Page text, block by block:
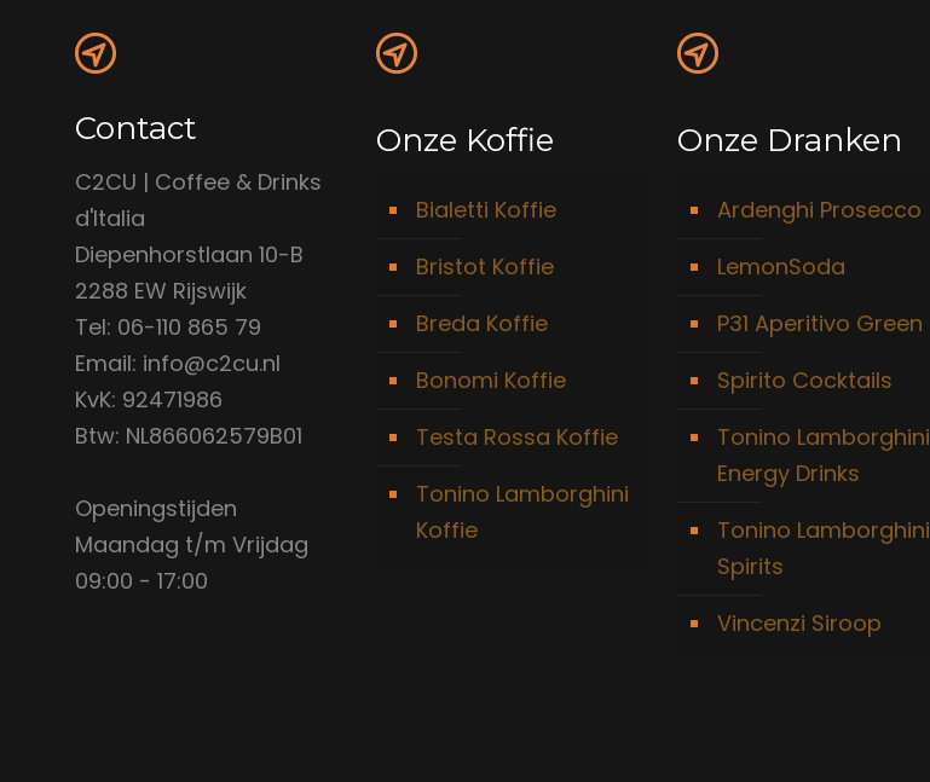
Contact
C2CU | Coffee & Drinks
d'Italia
Diepenhorstlaan 10-B
2288 EW Rijswijk
Tel: 06-110 865 79
Email: info@c2cu.nl
KvK: 92471986
Btw: NL866062579B01
Openingstijden
Maandag t/m Vrijdag
09:00 - 17:00
Onze Koffie
Bialetti Koffie
Bristot Koffie
Breda Koffie
Bonomi Koffie
Testa Rossa Koffie
Tonino Lamborghini
Koffie
Onze Dranken
Ardenghi Prosecco
LemonSoda
P31 Aperitivo Green
Spirito Cocktails
Tonino Lamborghini
Energy Drinks
Tonino Lamborghini
Spirits
Vincenzi Siroop